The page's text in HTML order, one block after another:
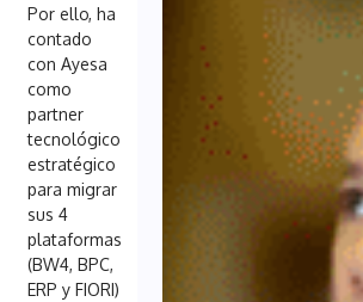
Por ello, ha
contado
con Ayesa
como
partner
tecnológico
estratégico
para migrar
sus 4
plataformas
(BW4, BPC,
ERP y FIORI)